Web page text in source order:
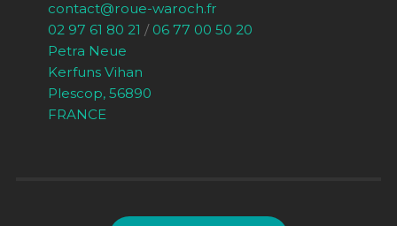
contact@roue-waroch.fr
02 97 61 80 21 / 06 77 00 50 20
Petra Neue
Kerfuns Vihan
Plescop, 56890
FRANCE